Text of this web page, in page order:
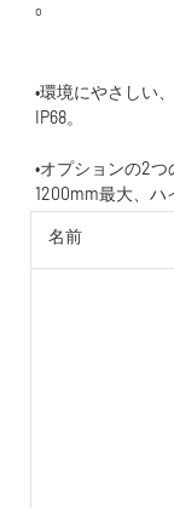
•環境にやさしい
•オプションの2
名前